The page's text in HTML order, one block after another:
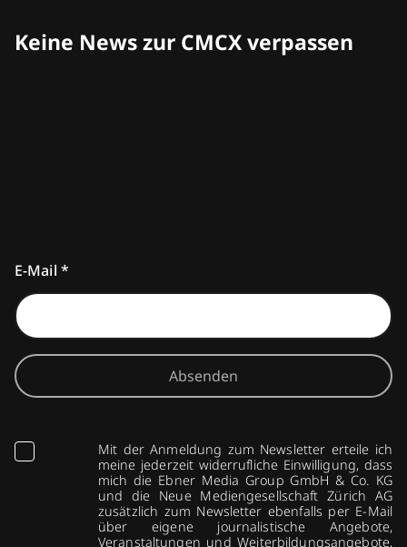
Keine News zur CMCX verpassen
E-Mail *
Absenden
Mit der Anmeldung zum Newsletter erteile ich
meine jederzeit widerrufliche Einwilligung, dass
mich die Ebner Media Group GmbH & Co. KG
und die Neue Mediengesellschaft Zürich AG
zusätzlich zum Newsletter ebenfalls per E-Mail
über eigene journalistische Angebote,
Veranstaltungen und Weiterbildungsangebote,